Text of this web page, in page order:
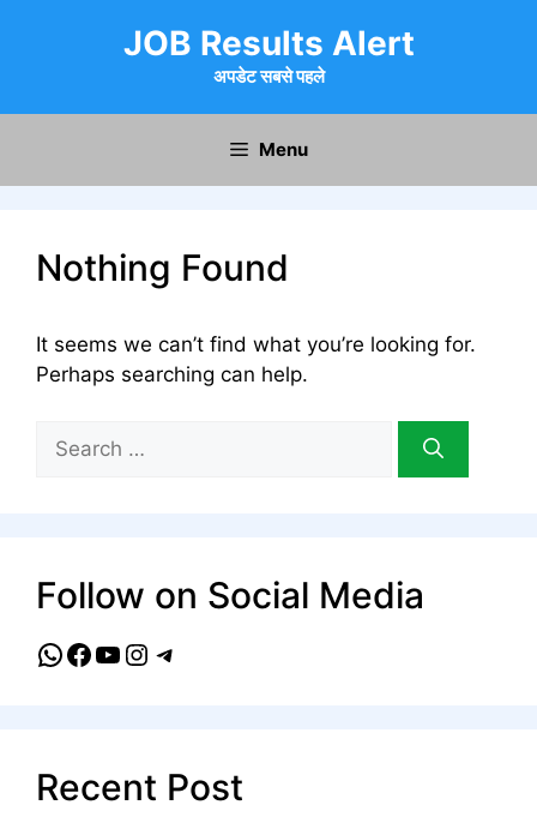
JOB Results Alert
अपडेट सबसे पहले
Menu
Nothing Found
It seems we can’t find what you’re looking for.
Perhaps searching can help.
for:
Follow on Social Media
WhatsApp
Facebook
YouTube
Instagram
Telegram
Recent Post